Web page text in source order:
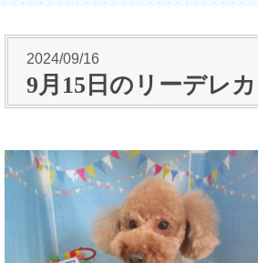
2024/09/16
9月15日のリーデレ